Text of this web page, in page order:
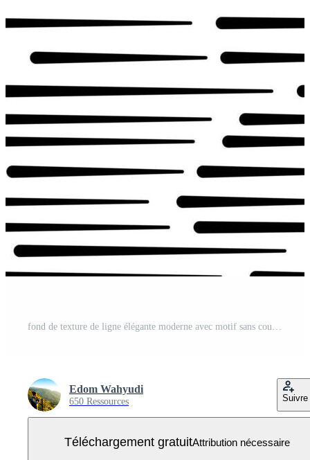
fond de texture de ligne élégante moderne avec motif sans couture noir et blanc. illustration vectorielle abstraite monochrome Vecteur Gratuit
Edom Wahyudi
650 Ressources Suivre
Téléchargement gratuitAttribution nécessaire